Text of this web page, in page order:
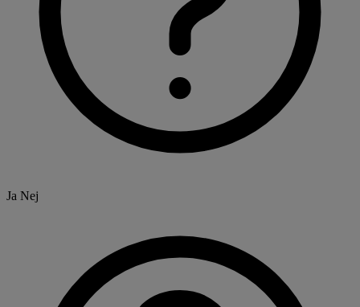
Ja Nej